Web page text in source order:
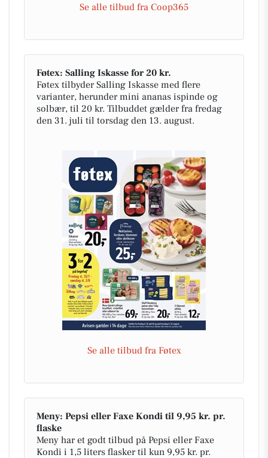
Se alle tilbud fra Coop365
Føtex: Salling Iskasse for 20 kr.
Føtex tilbyder Salling Iskasse med flere
varianter, herunder mini ananas ispinde og
solbær, til 20 kr. Tilbuddet gælder fra fredag
den 31. juli til torsdag den 13. august.
Se alle tilbud fra Føtex
Meny: Pepsi eller Faxe Kondi til 9,95 kr. pr.
flaske
Meny har et godt tilbud på Pepsi eller Faxe
Kondi i 1,5 liters flasker til kun 9,95 kr. pr.